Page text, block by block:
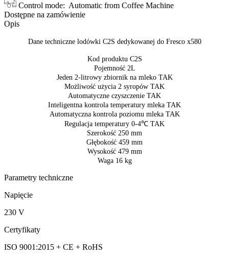
Control mode: Automatic from Coffee Machine
Dostępne na zamówienie
Opis
Dane techniczne lodówki C2S dedykowanej do Fresco x580
Kod produktu C2S
Pojemność 2L
Jeden 2-litrowy zbiornik na mleko TAK
Możliwość użycia 2 syropów TAK
Automatyczne czyszczenie TAK
Inteligentna kontrola temperatury mleka TAK
Automatyczna kontrola poziomu mleka TAK
Regulacja temperatury 0-4℃ TAK
Szerokość 250 mm
Głębokość 459 mm
Wysokość 479 mm
Waga 16 kg
Parametry techniczne
Napięcie
230 V
Certyfikaty
ISO 9001:2015 + CE + RoHS